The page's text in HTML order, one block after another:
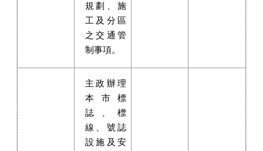
規劃、施
工及分區
之交通管
制事項。
主政辦理
本市標
誌、標
線、號誌
設施及安